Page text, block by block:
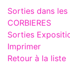
Sorties dans les
CORBIERES
Sorties
Imprimer
Retour à la liste